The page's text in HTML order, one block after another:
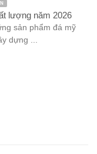
lượng năm 2026
sản phẩm đá mỹ
dựng ...